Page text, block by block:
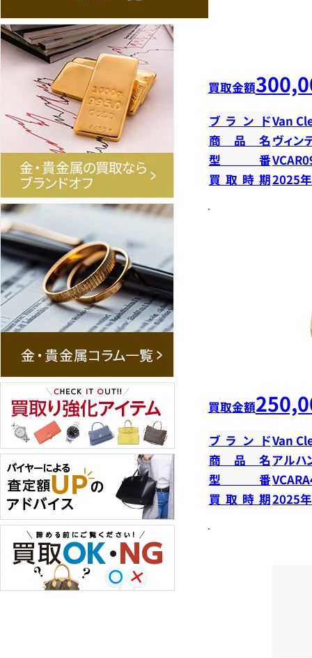
買取金額
ブランドVan
商品名 ヴィン
型番
買取時期2025
買取金額
ブランドVan
商品名アルハ
型番
買取時期2025